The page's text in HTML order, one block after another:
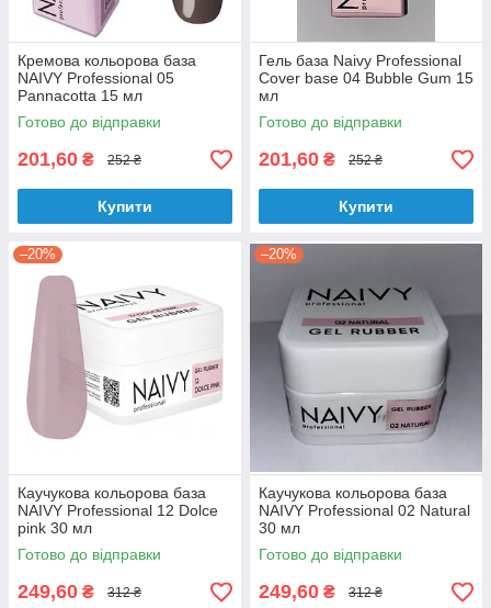
Кремова кольорова база
NAIVY Professional 05
Pannacotta 15 мл
Готово до відправки
201,60 ₴ 252 ₴
Купити
Гель база Naivy Professional
Cover base 04 Bubble Gum 15
мл
Готово до відправки
201,60 ₴ 252 ₴
Купити
–20%
Каучукова кольорова база
NAIVY Professional 12 Dolce
pink 30 мл
Готово до відправки
249,60 ₴ 312 ₴
–20%
Каучукова кольорова база
NAIVY Professional 02 Natural
30 мл
Готово до відправки
249,60 ₴ 312 ₴